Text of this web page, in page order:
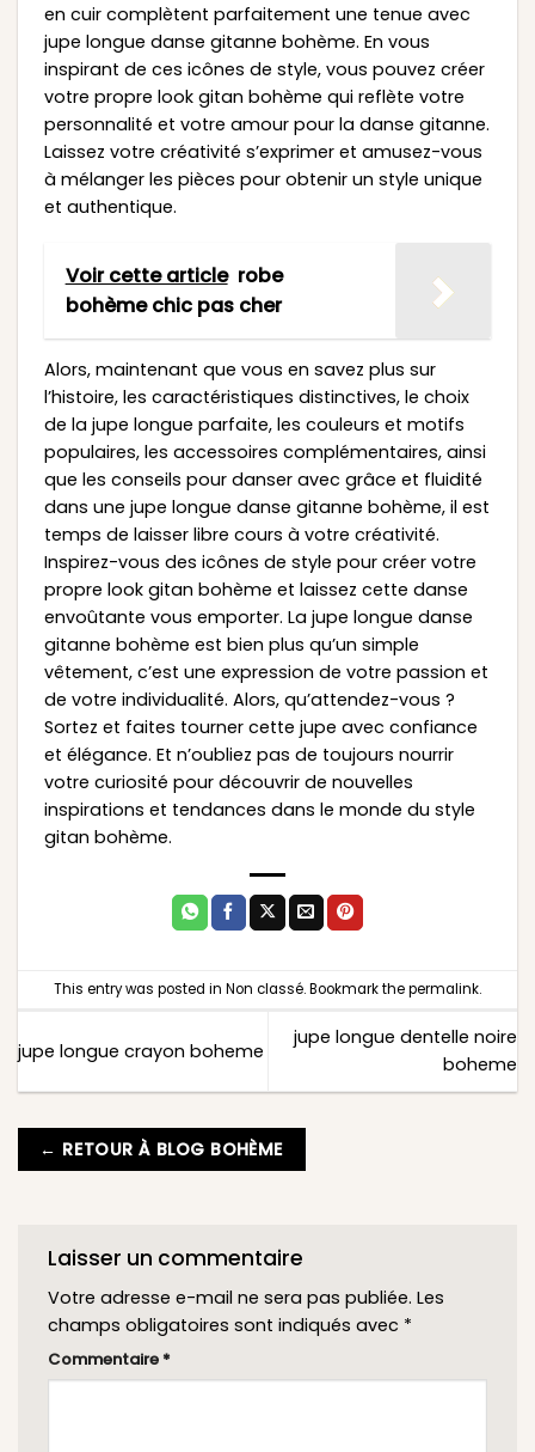
en cuir complètent parfaitement une tenue avec
jupe longue danse gitanne bohème. En vous
inspirant de ces icônes de style, vous pouvez créer
votre propre look gitan bohème qui reflète votre
personnalité et votre amour pour la danse gitanne.
Laissez votre créativité s’exprimer et amusez-vous
à mélanger les pièces pour obtenir un style unique
et authentique.
Voir cette article robe
bohème chic pas cher
Alors, maintenant que vous en savez plus sur
l’histoire, les caractéristiques distinctives, le choix
de la jupe longue parfaite, les couleurs et motifs
populaires, les accessoires complémentaires, ainsi
que les conseils pour danser avec grâce et fluidité
dans une jupe longue danse gitanne bohème, il est
temps de laisser libre cours à votre créativité.
Inspirez-vous des icônes de style pour créer votre
propre look gitan bohème et laissez cette danse
envoûtante vous emporter. La jupe longue danse
gitanne bohème est bien plus qu’un simple
vêtement, c’est une expression de votre passion et
de votre individualité. Alors, qu’attendez-vous ?
Sortez et faites tourner cette jupe avec confiance
et élégance. Et n’oubliez pas de toujours nourrir
votre curiosité pour découvrir de nouvelles
inspirations et tendances dans le monde du style
gitan bohème.
This entry was posted in Non classé. Bookmark thepermalink.
jupe longue crayon boheme
jupe longue dentelle noire
boheme
← RETOUR À BLOG BOHÈME
Laisser un commentaire
Votre adresse e-mail ne sera pas publiée. Les
champs obligatoires sont indiqués avec *
Commentaire *